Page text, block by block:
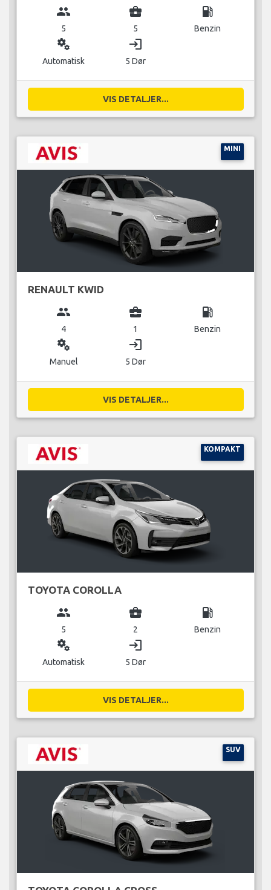
group
5
business_center
5
local_gas_station
Benzin
miscellaneous_services
Automatisk
login
5 Dør
VIS DETALJER...
MINI
RENAULT KWID
group
4
business_center
1
local_gas_station
Benzin
miscellaneous_services
Manuel
login
5 Dør
VIS DETALJER...
KOMPAKT
TOYOTA COROLLA
group
5
business_center
2
local_gas_station
Benzin
miscellaneous_services
Automatisk
login
5 Dør
VIS DETALJER...
SUV